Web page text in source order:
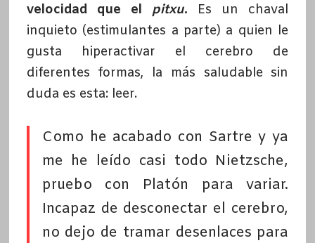
velocidad que el pitxu. Es un chaval
inquieto (estimulantes a parte) a quien le
gusta hiperactivar el cerebro de
diferentes formas, la más saludable sin
duda es esta: leer.
Como he acabado con Sartre y ya
me he leído casi todo Nietzsche,
pruebo con Platón para variar.
Incapaz de desconectar el cerebro,
no dejo de tramar desenlaces para